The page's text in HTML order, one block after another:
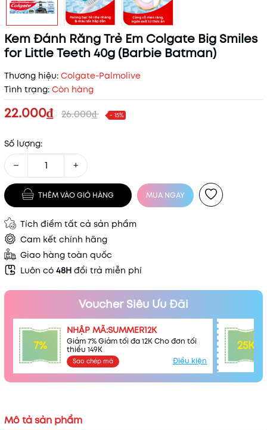
Kem Đánh Răng Trẻ Em Colgate Big Smiles
for Little Teeth 40g (Barbie Batman)
Thương hiệu: Colgate-Palmolive
Tình trạng: Còn hàng
22.000₫ 26.000₫ - 15%
Số lượng:
− +
THÊM VÀO GIỎ HÀNG MUA NGAY
Tích điểm tất cả sản phẩm
Cam kết chính hãng
Giao hàng toàn quốc
Luôn có 48H đổi trả miễn phí
Voucher Siêu Ưu Đãi
7%
NHẬP MÃ:SUMMER12K
Giảm 7% Giảm tối đa 12K Cho đơn tối
thiểu 149K
Sao chép mã Điều kiện
25K
Mã khuyến mãi:
Điều kiện:
Mô tả sản phẩm